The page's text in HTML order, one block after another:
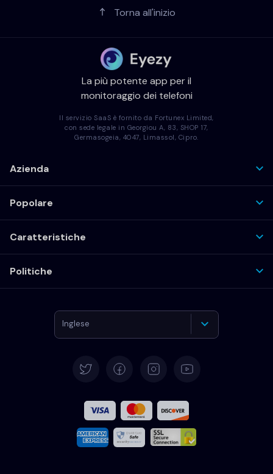
Torna all'inizio
La più potente app per il
monitoraggio dei telefoni
Il servizio SaaS è fornito da Fortunex Limited,
con sede legale in Georgiou A, 83, SHOP 17,
Germasogeia, 4047, Limassol, Cipro.
Azienda
Popolare
Caratteristiche
Politiche
Inglese
Francese
Italiano